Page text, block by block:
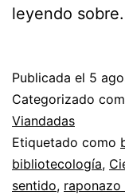
leyendo
Publicada el 5
Categorizado
Viandadas
Etiquetado como
bibliotecología,
sentido,